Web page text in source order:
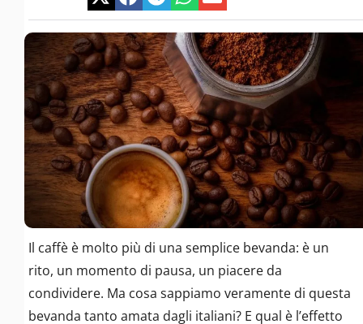
Il caffè è molto più di una semplice bevanda: è un
rito, un momento di pausa, un piacere da
condividere. Ma cosa sappiamo veramente di questa
bevanda tanto amata dagli italiani? E qual è l’effetto